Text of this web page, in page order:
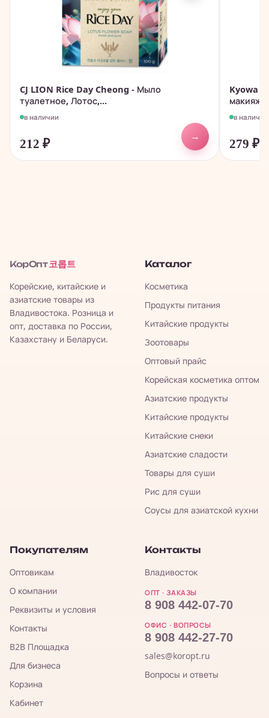
CJ LION Rice Day Cheong - Мыло
туалетное, Лотос,...
в наличии
212 ₽
→
Kyowa -
макияжа
в наличии
279₽
КорОпт 코롭트
Корейские, китайские и
азиатские товары из
Владивостока. Розница и
опт, доставка по России,
Казахстану и Беларуси.
Каталог
Косметика
Продукты питания
Китайские продукты
Зоотовары
Оптовый прайс
Корейская косметика оптом
Азиатские продукты
Китайские продукты
Китайские снеки
Азиатские сладости
Товары для суши
Рис для суши
Соусы для азиатской кухни
Покупателям
Оптовикам
О компании
Реквизиты и условия
Контакты
B2B Площадка
Для бизнеса
Корзина
Кабинет
Контакты
Владивосток
ОПТ · ЗАКАЗЫ
8 908 442-07-70
ОФИС · ВОПРОСЫ
8 908 442-27-70
sales@koropt.ru
Вопросы и ответы